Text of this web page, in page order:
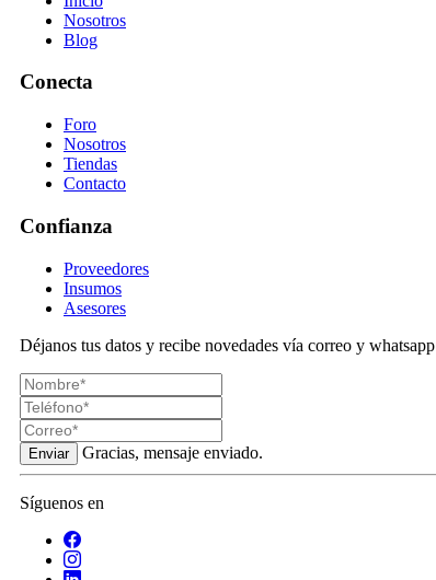
Nosotros
Blog
Conecta
Foro
Nosotros
Tiendas
Contacto
Confianza
Proveedores
Insumos
Asesores
Déjanos tus datos y recibe novedades vía correo y whatsapp
Enviar Gracias, mensaje enviado.
Síguenos en